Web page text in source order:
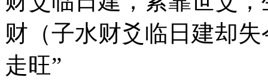
财（子水财爻临日建却
走旺”